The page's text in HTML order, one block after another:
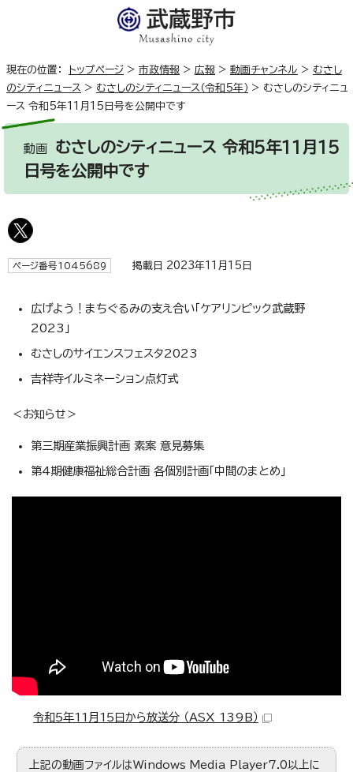
現在の位置： トップページ > 市政情報 > 広報 > 動画チャンネル > むさし
のシティニュース > むさしのシティニュース（令和5年） > むさしのシティニュ
ース 令和5年11月15日号を公開中です
動画 むさしのシティニュース 令和5年11月15
日号を公開中です
ページ番号1045689 掲載日 2023年11月15日
広げよう！まちぐるみの支え合い「ケアリンピック武蔵野
2023」
むさしのサイエンスフェスタ2023
吉祥寺イルミネーション点灯式
＜お知らせ＞
第三期産業振興計画 素案 意見募集
第4期健康福祉総合計画 各個別計画「中間のまとめ」
令和5年11月15日から放送分 （ASX 139B）
上記の動画ファイルはWindows Media Player7.0以上に